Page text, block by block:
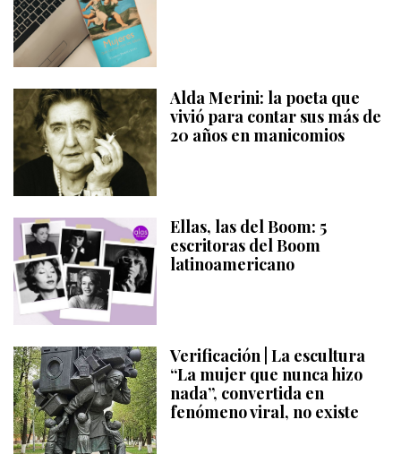
Alda Merini: la poeta que
vivió para contar sus más de
20 años en manicomios
Ellas, las del Boom: 5
escritoras del Boom
latinoamericano
Verificación | La escultura
“La mujer que nunca hizo
nada”, convertida en
fenómeno viral, no existe